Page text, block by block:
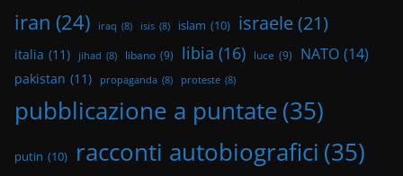
iran (24) iraq (8) isis (8) islam (10) israele(21)
italia (11) jihad (8) libano (9) libia (16) luce (9) NATO (14)
pakistan (11) propaganda (8) proteste (8)
pubblicazione a puntate(35)
putin (10) racconti autobiografici (35)